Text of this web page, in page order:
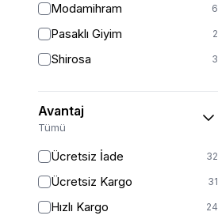
Modamihram 6
Pasaklı Giyim 2
Shirosa 3
Avantaj
Tümü
Ücretsiz İade 32
Ücretsiz Kargo 31
Hızlı Kargo 24